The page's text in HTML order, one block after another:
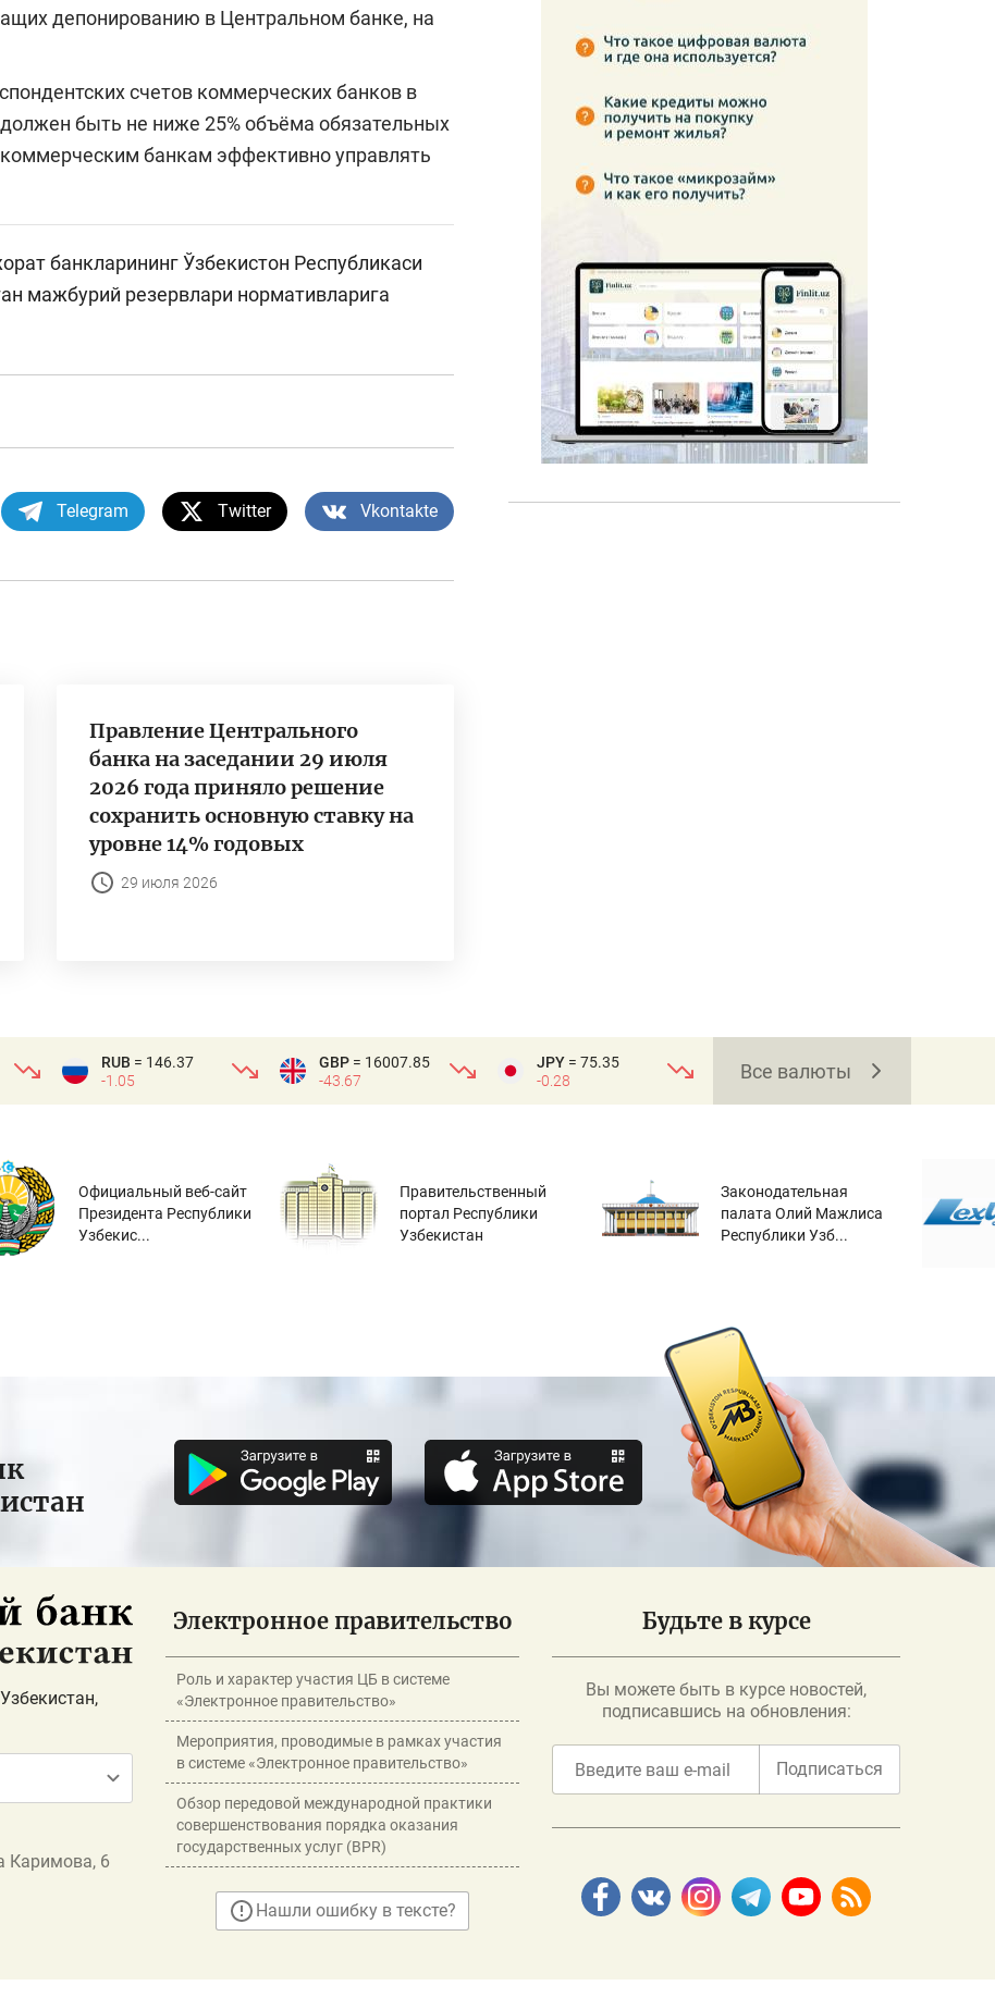
депонированию в Центральном банке, на
счетов коммерческих банков в
быть не ниже 25% объёма обязательных
банкам эффективно управлять
банкларининг Ўзбекистон Республикаси
мажбурий резервлари нормативларига
Telegram Twitter Vkontakte
Правление Центрального
банка на заседании 29 июля
2026 года приняло решение
сохранить основную ставку на
уровне 14% годовых
29 июля 2026
RUB = 146.37
-1.05
GBP = 16007.85
-43.67
JPY = 75.35
-0.28
Все валюты
Официальный веб-сайт
Президента Республики
Узбекис...
Правительственный
портал Республики
Узбекистан
Законодательная
палата Олий Мажлиса
Республики Узб...
Каримова, 6
Электронное правительство
Роль и характер участия ЦБ в системе
«Электронное правительство»
Мероприятия, проводимые в рамках участия
в системе «Электронное правительство»
Обзор передовой международной практики
совершенствования порядка оказания
государственных услуг (BPR)
Нашли ошибку в тексте?
Будьте в курсе
Вы можете быть в курсе новостей,
подписавшись на обновления:
Подписаться